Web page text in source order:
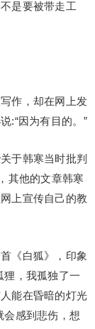
是要被带走工
作，却在网上发
:“因为有目的。”
于韩寒当时批判
其他的文章韩寒
上宣传自己的教
《白狐》，印象
狸，我孤独了一
能在昏暗的灯光
感到悲伤，想